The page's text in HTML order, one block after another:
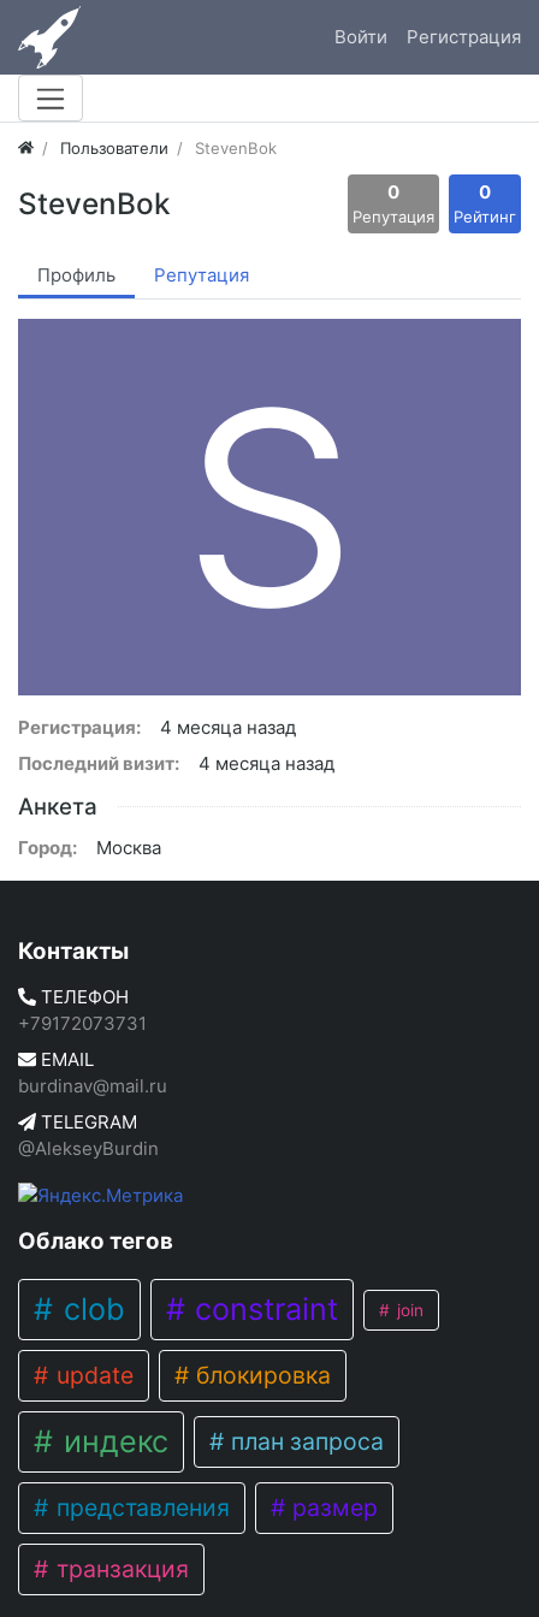
Войти Регистрация
Пользователи StevenBok
StevenBok 0
Репутация
0
Рейтинг
Профиль Репутация
S
Регистрация:
4 месяца назад
Последний визит:
4 месяца назад
Анкета
Город: Москва
Контакты
ТЕЛЕФОН
+79172073731
EMAIL
burdinav@mail.ru
TELEGRAM
@AlekseyBurdin
Облако тегов
clob constraint join
update блокировка
индекс план запроса
представления размер
транзакция